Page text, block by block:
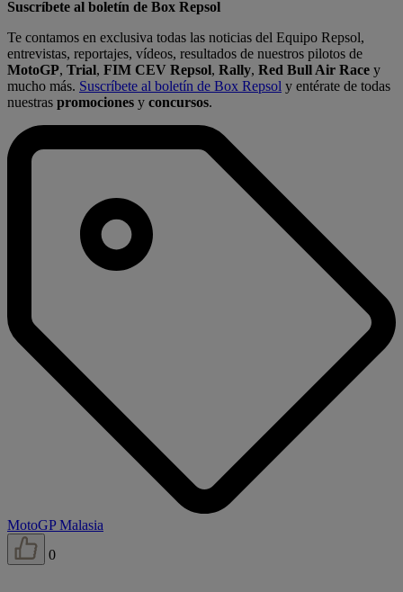
Suscríbete al boletín de Box Repsol
Te contamos en exclusiva todas las noticias del Equipo Repsol,
entrevistas, reportajes, vídeos, resultados de nuestros pilotos de
MotoGP, Trial, FIM CEV Repsol, Rally, Red Bull Air Race y
mucho más. Suscríbete al boletín de Box Repsol y entérate de todas
nuestras promociones y concursos.
MotoGP Malasia
0